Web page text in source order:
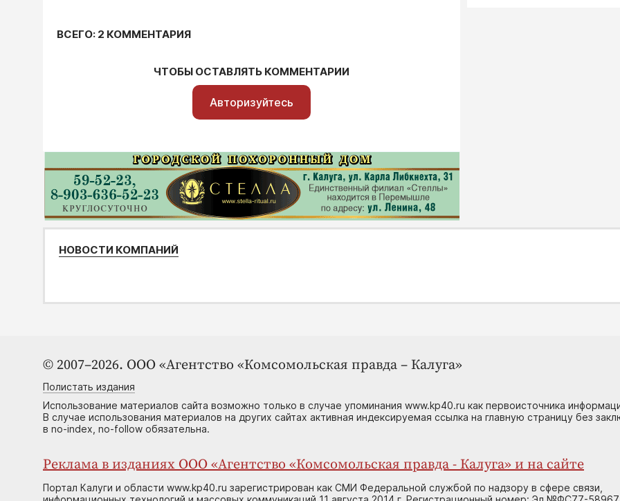
ВСЕГО: 2 КОММЕНТАРИЯ
ЧТОБЫ ОСТАВЛЯТЬ КОММЕНТАРИИ
Авторизуйтесь
НОВОСТИ КОМПАНИЙ
© 2007–2026. ООО «Агентство «Комсомольская правда – Калуга»
Полистать издания
Использование материалов сайта возможно только в случае упоминания www.kp40.ru как первоисточника
В случае использования материалов на других сайтах активная индексируемая ссылка на главную страницу без
в no-index, no-follow обязательна.
Реклама в изданиях ООО «Агентство «Комсомольская правда - Калуга» и на сайте
Портал Калуги и области www.kp40.ru зарегистрирован как СМИ Федеральной службой по надзору в сфере связи,